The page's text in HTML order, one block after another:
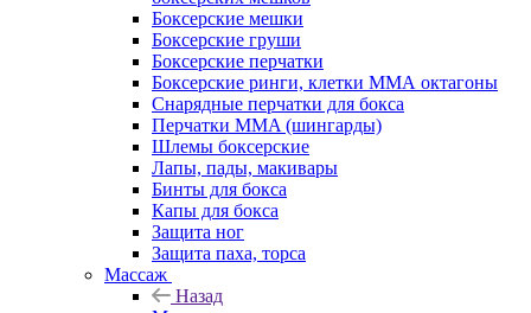
Боксерские мешки
Боксерские груши
Боксерские перчатки
Боксерские ринги, клетки ММА октагоны
Снарядные перчатки для бокса
Перчатки MMA (шингарды)
Шлемы боксерские
Лапы, пады, макивары
Бинты для бокса
Капы для бокса
Защита ног
Защита паха, торса
Массаж
Назад